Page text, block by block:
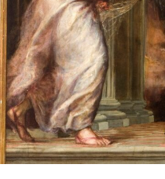
Sin embargo, otro
Manuel Clavijo
fundamental. Al
en la iglesia de San
Juan de los Ríos
profesionales la reja del
Marchena, afirmando
la ayuda de su padre.
para la capilla mayor